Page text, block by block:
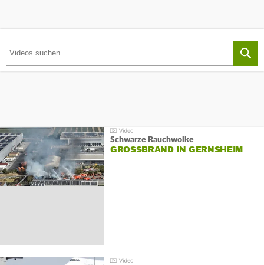
Schwarze Rauchwolke
GROSSBRAND IN GERNSHEIM